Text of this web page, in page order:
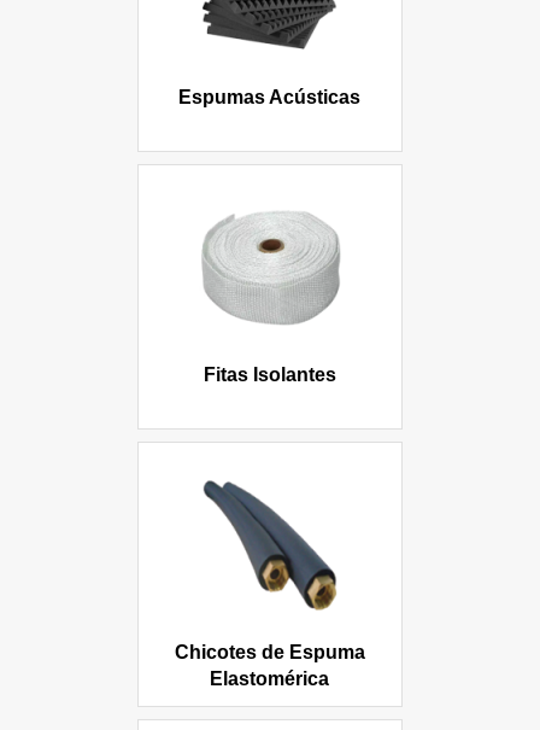
Espumas Acústicas
Fitas Isolantes
Chicotes de Espuma
Elastomérica